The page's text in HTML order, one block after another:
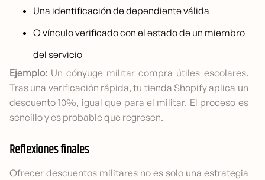
Una identificación de dependiente válida
O vínculo verificado con el estado de un miembro
del servicio
Ejemplo: Un cónyuge militar compra útiles escolares.
Tras una verificación rápida, tu tienda Shopify aplica un
descuento 10%, igual que para el militar. El proceso es
sencillo y es probable que regresen.
Reflexiones finales
Ofrecer descuentos militares no es solo una estrategia